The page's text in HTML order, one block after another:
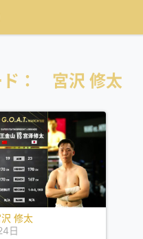
ド： 宮沢 修太
修太
日